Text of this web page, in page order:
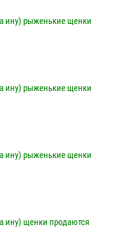
ину) рыженькие щенки
ину) рыженькие щенки
ину) рыженькие щенки
ину) щенки продаются